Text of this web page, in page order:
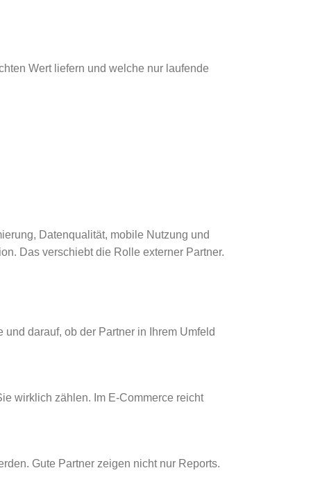
Wert liefern und welche nur laufende
Datenqualität, mobile Nutzung und
Das verschiebt die Rolle externer Partner.
darauf, ob der Partner in Ihrem Umfeld
wirklich zählen. Im E-Commerce reicht
Gute Partner zeigen nicht nur Reports.